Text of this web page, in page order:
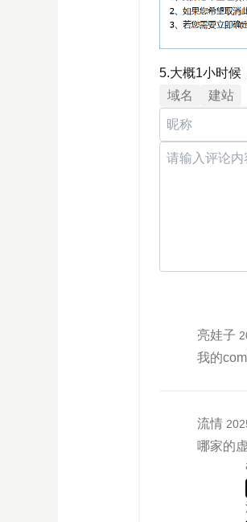
5.大概1小时候
域名
建站
亮娃子
我的
流情
哪家的